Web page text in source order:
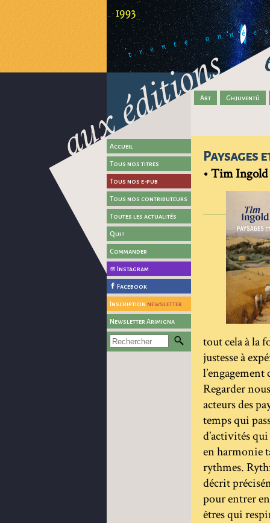
Art Ghjuventù
Paysages
•Tim Ingold
tout cela à la
justesse à
Regarder
acteurs des
temps qui
d’activités
en harmonie
rythmes.
décrit
pour entrer
êtres qui
Accueil
Tous nos titres
Tous nos e-pub
Tous nos contributeurs
Toutes les actualités
Qui ?
Commander
Instagram
Facebook
Inscription newsletter
Newsletter Arimigna